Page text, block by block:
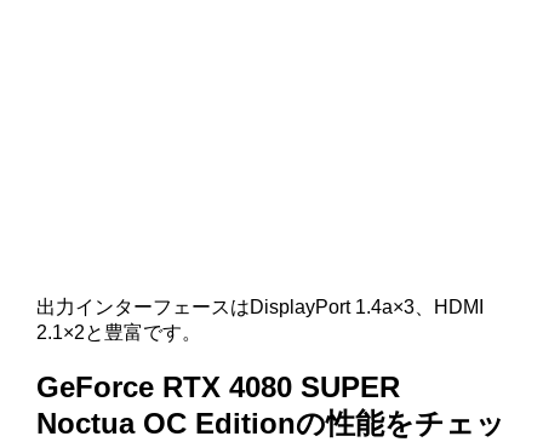
出力インターフェースはDisplayPort 1.4a×3、HDMI
2.1×2と豊富です。
GeForce RTX 4080 SUPER
Noctua OC Editionの性能をチェッ